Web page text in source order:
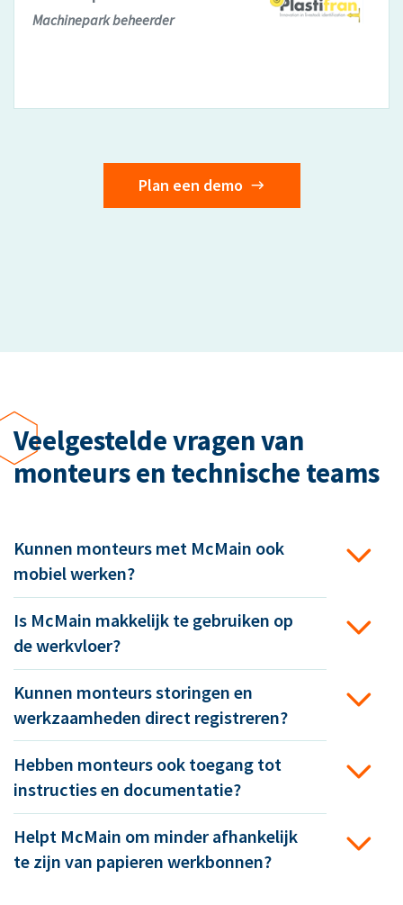
Hoofd Technische Dienst
Plan een demo
Veelgestelde vragen van
monteurs en technische teams
Kunnen monteurs met McMain ook
mobiel werken?
Is McMain makkelijk te gebruiken op
de werkvloer?
Kunnen monteurs storingen en
werkzaamheden direct registreren?
Hebben monteurs ook toegang tot
instructies en documentatie?
Helpt McMain om minder afhankelijk
te zijn van papieren werkbonnen?